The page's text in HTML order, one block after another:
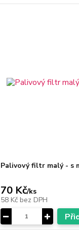
Palivový filtr malý - s
70 Kč/ks
58 Kč bez DPH